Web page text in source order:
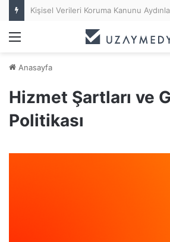
Menü
Anasayfa
Hizmet Şartları ve
Politikası